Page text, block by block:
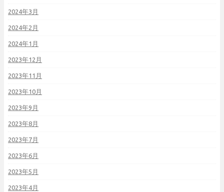
2024年3月
2024年2月
2024年1月
2023年12月
2023年11月
2023年10月
2023年9月
2023年8月
2023年7月
2023年6月
2023年5月
2023年4月